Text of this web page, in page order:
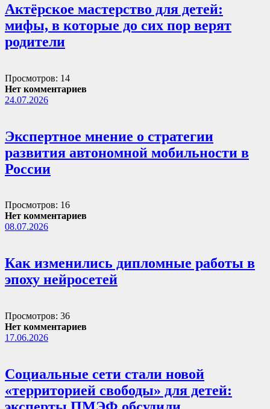
Актёрское мастерство для детей:
мифы, в которые до сих пор верят
родители
Просмотров: 14
Нет комментариев
24.07.2026
Экспертное мнение о стратегии
развития автономной мобильности в
России
Просмотров: 16
Нет комментариев
08.07.2026
Как изменились дипломные работы в
эпоху нейросетей
Просмотров: 36
Нет комментариев
17.06.2026
Социальные сети стали новой
«территорией свободы» для детей: